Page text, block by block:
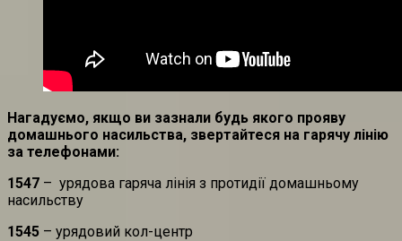
Нагадуємо, якщо ви зазнали будь якого прояву
домашнього насильства, звертайтеся на гарячу лінію
за телефонами:
1547 – урядова гаряча лінія з протидії домашньому
насильству
1545 – урядовий кол-центр